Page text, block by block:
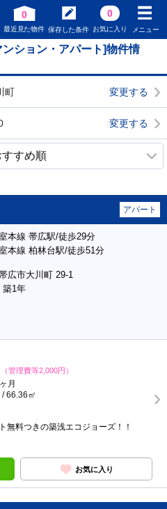
0
最近見た物件 保存した条件
0
お気に入り メニュー
ション・アパート]物件情
町 変更する
変更する
アパート
本線 帯広駅/徒歩29分
本線 柏林台駅/徒歩51分
広市大川町 29-1
築1年
（管理費等2,000円）
月
66.36㎡
無料つきの築浅エコジョーズ！！
お気に入り